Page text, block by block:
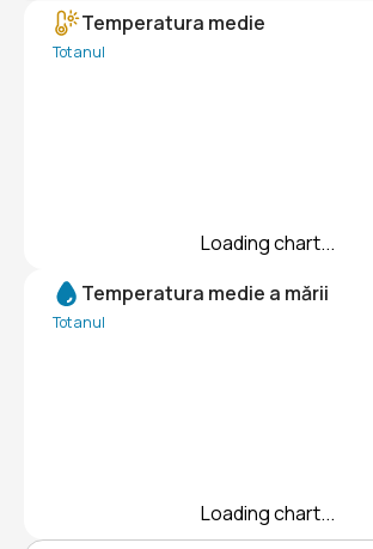
Temperatura medie
Tot anul
Loading chart...
Temperatura medie a mării
Tot anul
Loading chart...